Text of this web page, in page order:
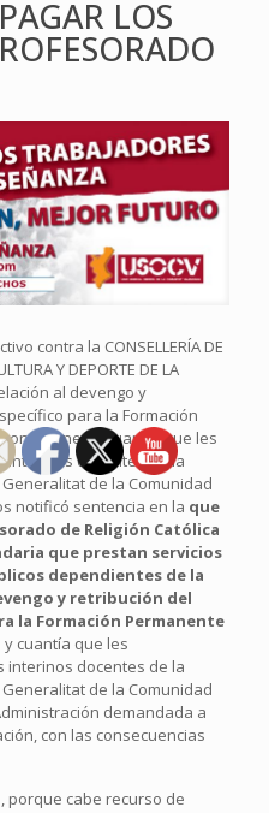
LOS
contra la CONSELLERÍA DE
Y DEPORTE DE LA
al devengo y
para la Formación
y cuantía que les
interinos docentes de la
de la Comunidad
notificó sentencia en la que
de Religión Católica
que prestan servicios
dependientes de la
y retribución del
la Formación Permanente
cuantía que les
interinos docentes de la
de la Comunidad
demandada a
con las consecuencias
porque cabe recurso de